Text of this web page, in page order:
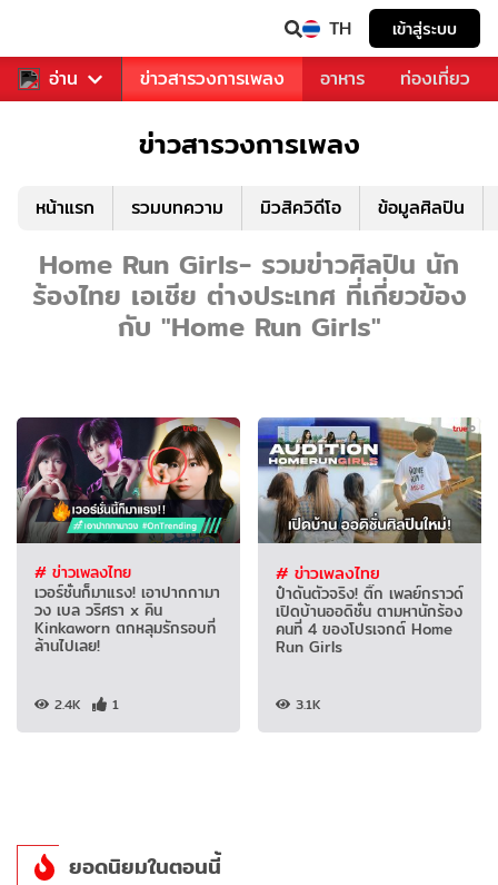
TH เข้าสู่ระบบ
อ่าน
ข่าวบันเทิง ข่าวสารวงการเพลง อาหาร ท่องเที่ยว
ข่าวสารวงการเพลง
หน้าแรก รวมบทความ มิวสิควิดีโอ ข้อมูลศิลปิน
Home Run Girls- รวมข่าวศิลปิน นัก
ร้องไทย เอเชีย ต่างประเทศ ที่เกี่ยวข้อง
กับ "Home Run Girls"
# ข่าวเพลงไทย
เวอร์ชั่นก็มาแรง! เอาปากกามา
วง เบล วริศรา x คิน
Kinkaworn ตกหลุมรักรอบที่
ล้านไปเลย!
2.4K 1
# ข่าวเพลงไทย
ป๋าดันตัวจริง! ติ๊ก เพลย์กราวด์
เปิดบ้านออดิชั่น ตามหานักร้อง
คนที่ 4 ของโปรเจกต์ Home
Run Girls
3.1K
ยอดนิยมในตอนนี้